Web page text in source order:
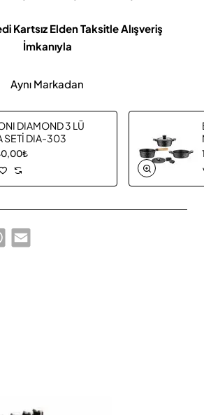
Kartsız Elden Taksitle Alışveriş
İmkanıyla
Aynı Markadan
DIAMOND 3 LÜ
SETİ DIA-303
WhatsApp
Email